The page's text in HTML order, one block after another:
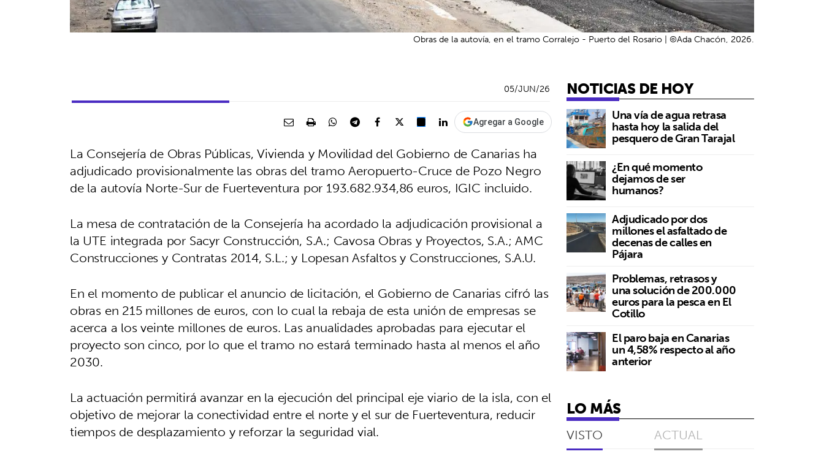
Obras de la autovía, en el tramo Corralejo - Puerto del Rosario | ©Ada Chacón, 2026.
05/JUN/26
Agregar a Google
La Consejería de Obras Públicas, Vivienda y Movilidad del Gobierno de Canarias ha
adjudicado provisionalmente las obras del tramo Aeropuerto-Cruce de Pozo Negro
de la autovía Norte-Sur de Fuerteventura por 193.682.934,86 euros, IGIC incluido.
La mesa de contratación de la Consejería ha acordado la adjudicación provisional a
la UTE integrada por Sacyr Construcción, S.A.; Cavosa Obras y Proyectos, S.A.; AMC
Construcciones y Contratas 2014, S.L.; y Lopesan Asfaltos y Construcciones, S.A.U.
En el momento de publicar el anuncio de licitación, el Gobierno de Canarias cifró las
obras en 215 millones de euros, con lo cual la rebaja de esta unión de empresas se
acerca a los veinte millones de euros. Las anualidades aprobadas para ejecutar el
proyecto son cinco, por lo que el tramo no estará terminado hasta al menos el año
2030.
La actuación permitirá avanzar en la ejecución del principal eje viario de la isla, con el
objetivo de mejorar la conectividad entre el norte y el sur de Fuerteventura, reducir
tiempos de desplazamiento y reforzar la seguridad vial.
NOTICIAS DE HOY
Una vía de agua retrasa
hasta hoy la salida del
pesquero de Gran Tarajal
¿En qué momento
dejamos de ser
humanos?
Adjudicado por dos
millones el asfaltado de
decenas de calles en
Pájara
Problemas, retrasos y
una solución de 200.000
euros para la pesca en El
Cotillo
El paro baja en Canarias
un 4,58% respecto al año
anterior
LO MÁS
VISTO ACTUAL